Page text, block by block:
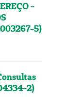
-
5)
2)